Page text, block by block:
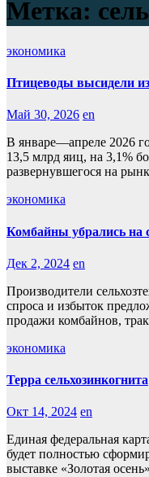
Метка:
экономика
Птицеводы высидели
Май 30, 2026 en
В январе—апреле 2026
13,5 млрд яиц, на 3,1%
развернувшегося на
экономика
Комбайны убрались на
Дек 2, 2024 en
Производители
спроса и избыток
продажи комбайнов,
экономика
Терра сельхозинкогнита
Окт 14, 2024 en
Единая федеральная
будет полностью
выставке «Золотая